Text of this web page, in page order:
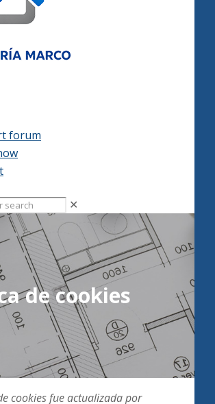
forum
✕
de cookies
cookies fue actualizada por